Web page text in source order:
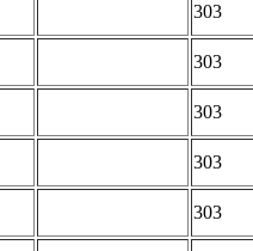
303
303
303
303
303